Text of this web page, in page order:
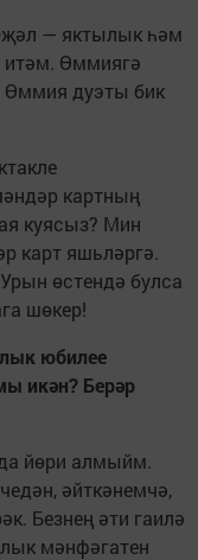
— яктылык һәм
Өммиягә
Өммия дуэты бик
картның
куясыз? Мин
карт яшьләргә.
өстендә булса
шөкер!
юбилее
икән? Берәр
йөри алмыйм.
әйткәнемчә,
Безнең әти гаилә
мәнфәгатен